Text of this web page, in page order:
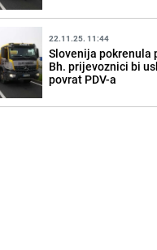
22.11.25. 11:44
Slovenija pokrenula
Bh. prijevoznici bi
povrat PDV-a